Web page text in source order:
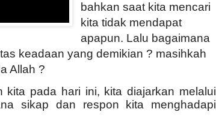
bahkan saat kita mencari
kita tidak mendapat
apapun. Lalu bagaimana
keadaan yang demikian ? masihkah
Allah ?
kita pada hari ini, kita diajarkan melalui
sikap dan respon kita menghadapi